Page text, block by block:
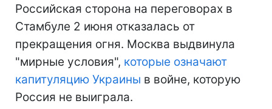
Российская сторона на переговорах в
Стамбуле 2 июня отказалась от
прекращения огня. Москва выдвинула
"мирные условия", которые означают
капитуляцию Украины в войне, которую
Россия не выиграла.